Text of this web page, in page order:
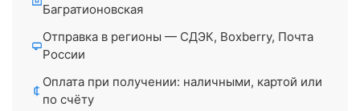
Багратионовская
Отправка в регионы — СДЭК, Boxberry, Почта
России
Оплата при получении: наличными, картой или
по счёту